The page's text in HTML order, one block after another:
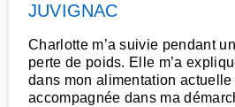
JUVIGNAC
Charlotte m’a suivie pendant
perte de poids. Elle m’a
dans mon alimentation actuelle
accompagnée dans ma